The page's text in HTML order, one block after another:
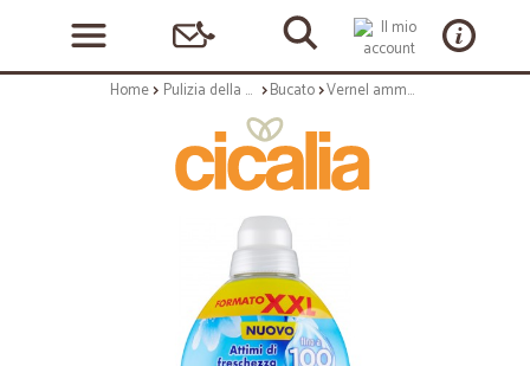
Home Pulizia della casa Bucato Vernel ammorbidente concentrato blu oxygen lt.2